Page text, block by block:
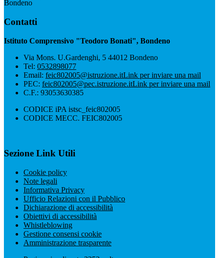
Bondeno
Contatti
Istituto Comprensivo "Teodoro Bonati", Bondeno
Via Mons. U.Gardenghi, 5 44012 Bondeno
Tel: 0532898077
Email: feic802005@istruzione.itLink per inviare una mail
PEC: feic802005@pec.istruzione.itLink per inviare una mail
C.F.: 93053630385
CODICE iPA istsc_feic802005
CODICE MECC. FEIC802005
Sezione Link Utili
Cookie policy
Note legali
Informativa Privacy
Ufficio Relazioni con il Pubblico
Dichiarazione di accessibilità
Obiettivi di accessibilità
Whistleblowing
Gestione consensi cookie
Amministrazione trasparente